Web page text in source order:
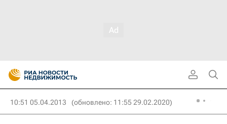
10:51 05.04.2013 (обновлено: 11:55 29.02.2020)